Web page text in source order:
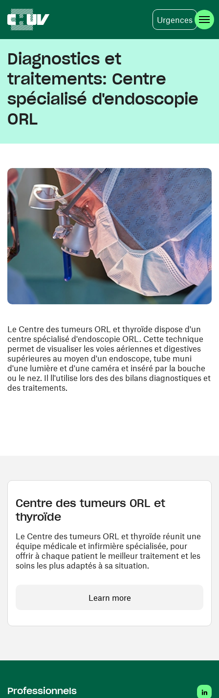
Urgences
Diagnostics et
traitements: Centre
spécialisé d'endoscopie
ORL
Le Centre des tumeurs ORL et thyroïde dispose d'un
centre spécialisé d'endoscopie ORL. Cette technique
permet de visualiser les voies aériennes et digestives
supérieures au moyen d'un endoscope, tube muni
d'une lumière et d'une caméra et inséré par la bouche
ou le nez. Il ll'utilise lors des des bilans diagnostiques et
des traitements.
Centre des tumeurs ORL et
thyroïde
Le Centre des tumeurs ORL et thyroïde réunit une
équipe médicale et infirmière spécialisée, pour
offrir à chaque patient le meilleur traitement et les
soins les plus adaptés à sa situation.
Learn more
Professionnels